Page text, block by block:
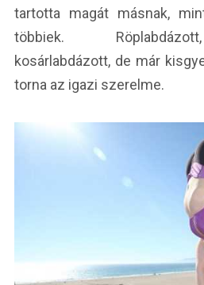
tartotta magát másnak,
többiek.
kosárlabdázott, de már
torna az igazi szerelme.